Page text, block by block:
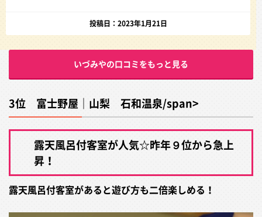
投稿日：2023年1月21日
いづみやの口コミをもっと見る
3位 富士野屋｜山梨 石和温泉/span>
露天風呂付客室が人気☆昨年９位から急上
昇！
露天風呂付客室があると遊び方も二倍楽しめる！